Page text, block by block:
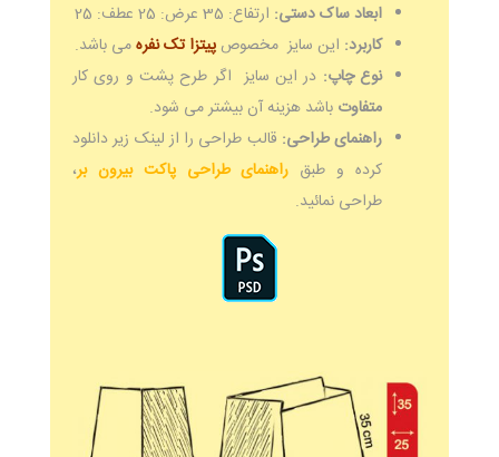
ابعاد ساک دستی: ارتفاع: 35 عرض: 25 عطف: 25
کاربرد: این سایز مخصوص پیتزا تکنفرهمی باشد.
نوع چاپ: در این سایز اگر طرح پشت و روی کار
متفاوت باشد هزینه آن بیشتر می شود.
راهنمای طراحی: قالب طراحی را از لینک زیر دانلود
کرده و طبق راهنمای طراحی پاکت بیرون بر،
طراحی نمائید.